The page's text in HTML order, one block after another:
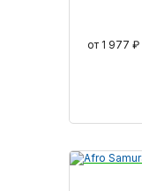
от 1 977 ₽